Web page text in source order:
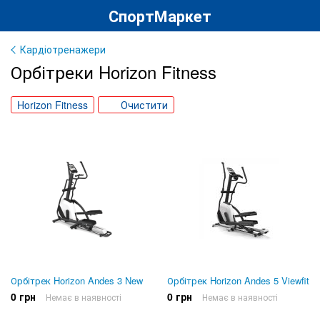
СпортМаркет
Кардіотренажери
Орбітреки Horizon Fitness
Horizon Fitness Очистити
Орбітрек Horizon Andes 3 New
0 грн Немає в наявності
Орбітрек Horizon Andes 5 Viewfit
0 грн Немає в наявності